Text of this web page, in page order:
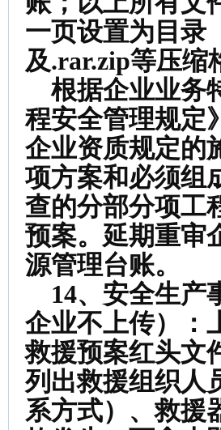
一页设置为目录
及.rar.zip等压缩
根据企业业务
程安全管理规定
企业资质规定的
项方案和必须组
查的分部分项工
预案。延期重审
源管理台账。
14、安全生产
企业不上传）：
救援预案红头文
列出救援组织人
系方式）、救援